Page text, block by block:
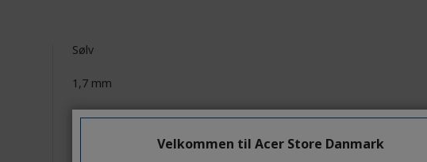
Sølv
1,7 mm
141 mm
Velkommen til Acer Store Danmark